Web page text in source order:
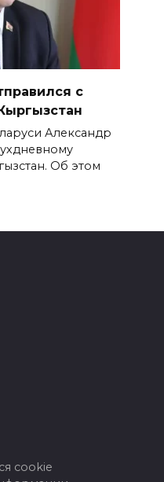
с
Александр
Об этом
cookie